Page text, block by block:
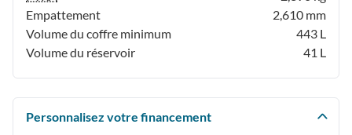
Empattement
2,610 mm
Volume du coffre minimum
443 L
Volume du réservoir
41 L
Personnalisez votre financement